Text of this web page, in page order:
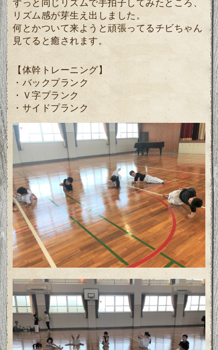
ずっと同じリズムで手拍子してみたところ、
リズム感が芽生え出しました。
何とかついて来ようと頑張ってるチビちゃん
見てると癒されます。
【体幹トレーニング】
・バックプランク
・Ｖ字プランク
・サイドプランク